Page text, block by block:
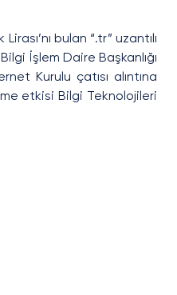
bulan “.tr” uzantılı
İşlem Daire Başkanlığı
Kurulu çatısı alıntına
etkisi Bilgi Teknolojileri